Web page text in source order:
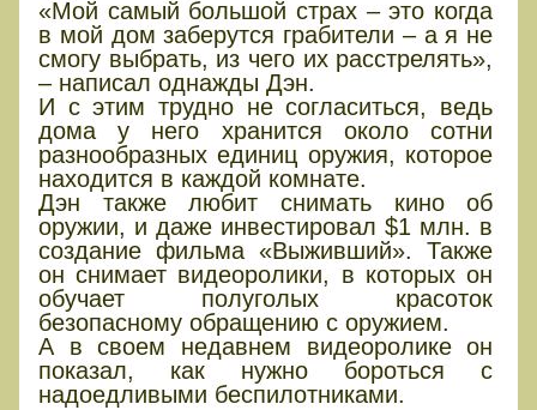
«Мой самый большой страх – это когда
в мой дом заберутся грабители – а я не
смогу выбрать, из чего их расстрелять»,
– написал однажды Дэн.
И с этим трудно не согласиться, ведь
дома у него хранится около сотни
разнообразных единиц оружия, которое
находится в каждой комнате.
Дэн также любит снимать кино об
оружии, и даже инвестировал $1 млн. в
создание фильма «Выживший». Также
он снимает видеоролики, в которых он
обучает полуголых красоток
безопасному обращению с оружием.
А в своем недавнем видеоролике он
показал, как нужно бороться с
надоедливыми беспилотниками.